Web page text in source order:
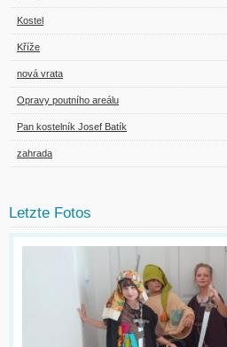
Kostel
Kříže
nová vrata
Opravy poutního areálu
Pan kostelník Josef Batík
zahrada
Letzte Fotos